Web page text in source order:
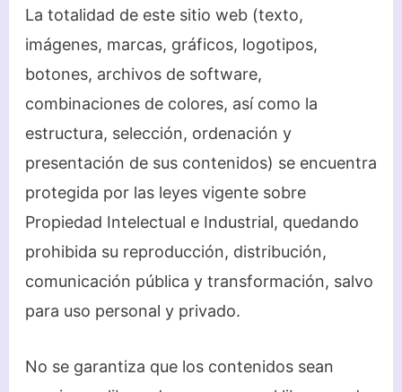
La totalidad de este sitio web (texto,
imágenes, marcas, gráficos, logotipos,
botones, archivos de software,
combinaciones de colores, así como la
estructura, selección, ordenación y
presentación de sus contenidos) se encuentra
protegida por las leyes vigente sobre
Propiedad Intelectual e Industrial, quedando
prohibida su reproducción, distribución,
comunicación pública y transformación, salvo
para uso personal y privado.
No se garantiza que los contenidos sean